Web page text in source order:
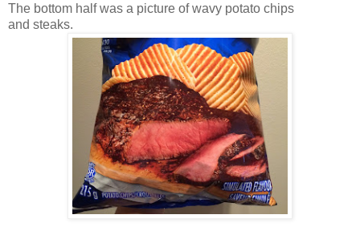
The bottom half was a picture of wavy potato chips
and steaks.